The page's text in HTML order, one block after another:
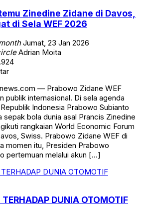
Zinedine Zidane di Davos,
di Sela WEF 2026
Jumat, 23 Jan 2026
Adrian Moita
— Prabowo Zidane WEF
publik internasional. Di sela agenda
Indonesia Prabowo Subianto
bola dunia asal Prancis Zinedine
rangkaian World Economic Forum
Swiss. Prabowo Zidane WEF di
momen itu, Presiden Prabowo
pertemuan melalui akun […]
DUNIA OTOMOTIF